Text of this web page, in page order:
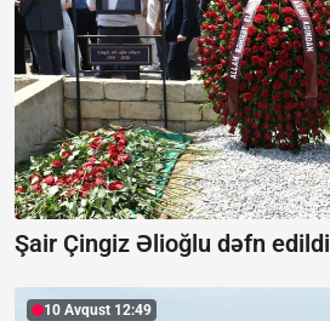
Şair Çingiz Əlioğlu dəfn edildi
10 Avqust 12:49